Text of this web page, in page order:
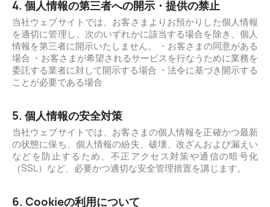
4. 個人情報の第三者への開示・提供の禁止
当社ウェブサイトでは、お客さまよりお預かりした個人情報
を適切に管理し、次のいずれかに該当する場合を除き、個人
情報を第三者に開示いたしません。 ・お客さまの同意がある
場合 ・お客さまが希望されるサービスを行なうために業務を
委託する業者に対して開示する場合 ・法令に基づき開示する
ことが必要である場合
5. 個人情報の安全対策
当社ウェブサイトでは、お客さまの個人情報を正確かつ最新
の状態に保ち、個人情報の紛失、破壊、改ざんおよび漏えい
などを防止するため、不正アクセス対策や通信の暗号化
（SSL）など、必要かつ適切な安全管理措置を講じます。
6. Cookieの利用について